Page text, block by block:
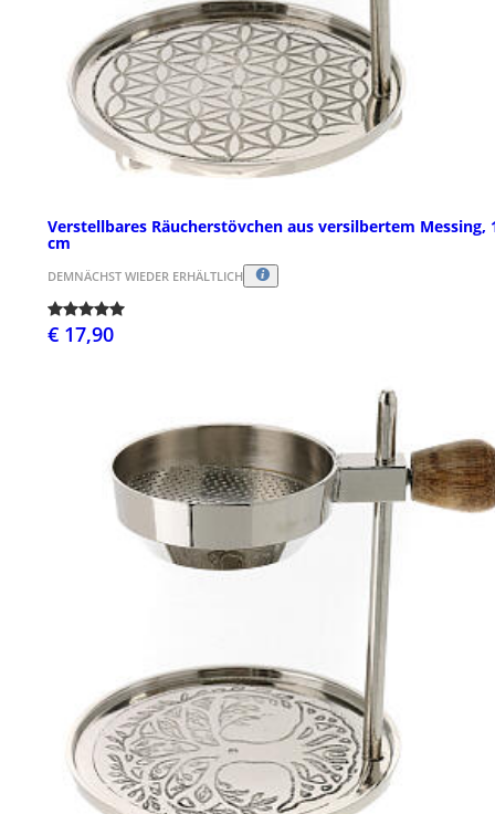
Verstellbares Räucherstövchen aus versilbertem Messing,
cm
DEMNÄCHST WIEDER ERHÄLTLICH
€ 17,90